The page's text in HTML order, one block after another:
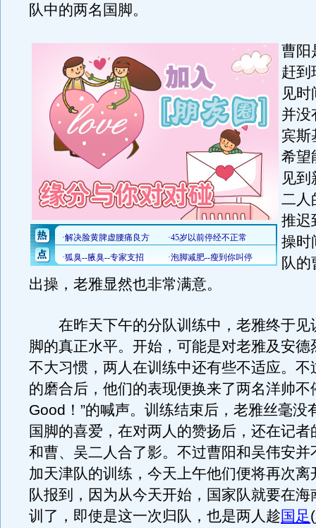
队中的两名国脚。
曹阳
赶到
见
并没
宾斯
希望
见
二人
推迟
操时
队
出操，老雅显然也非常满意。
在昨天下午的分队训练中，老雅终于见
脚的真正水平。开始，可能是对老雅及安德
不大习惯，两人在训练中还有些不适应。不
的磨合后，他们的表现便换来了两名洋帅不
Good！”的喊声。训练结束后，老雅丝毫没
国脚的喜爱，在对两人的赞扬后，还在记者
和曹、吴二人合了影。不过曹阳和吴伟安并
加天津队的训练，今天上午他们便将再次离
队报到，因为从今天开始，国家队就要在海
训了，即使是这一次归队，也是两人趁国足(